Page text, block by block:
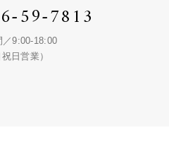
59-7813
／9:00-18:00
祝日営業）